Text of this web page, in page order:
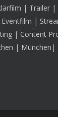
| Trailer |
|
| Content
|